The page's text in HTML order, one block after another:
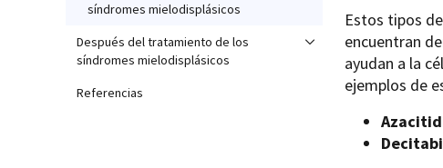
síndromes mielodisplásicos
Después del tratamiento de los
síndromes mielodisplásicos
Referencias
Estos tipos
encuentran
ayudan a la
ejemplos de